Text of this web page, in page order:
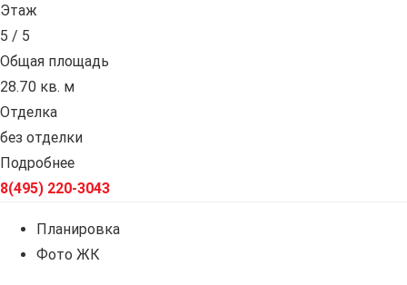
Этаж
5 / 5
Общая площадь
28.70 кв. м
Отделка
без отделки
Подробнее
8(495) 220-3043
Планировка
Фото ЖК